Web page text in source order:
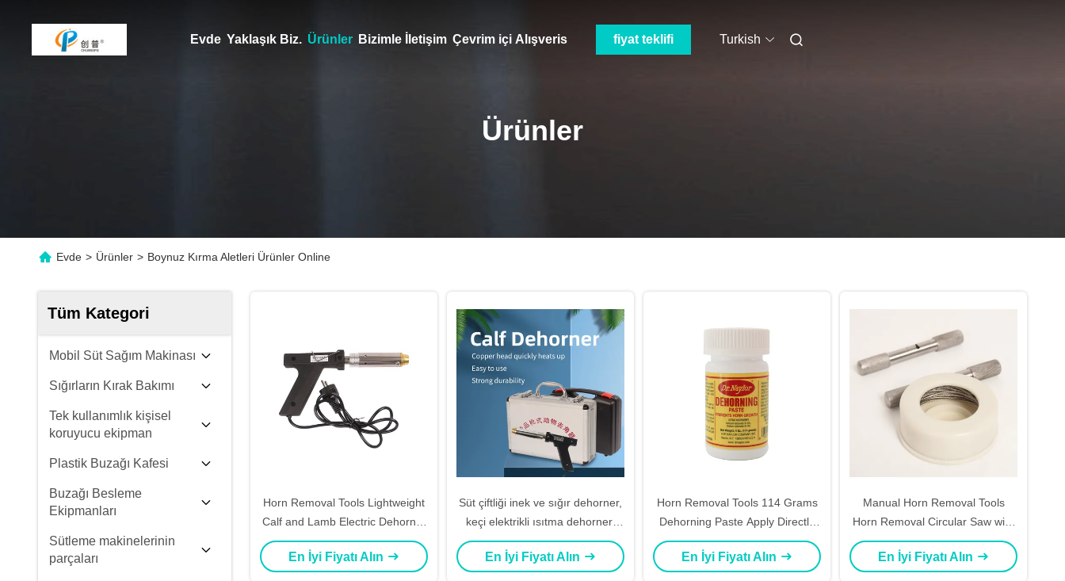
Evde Yaklaşık Biz. Ürünler Bizimle İletişim Çevrim içi Alışveris fiyat teklifi Turkish
Ürünler
Evde > Ürünler > Boynuz Kırma Aletleri Ürünler Online
Tüm Kategori
Mobil Süt Sağım Makinası
Sığırların Kırak Bakımı
Tek kullanımlık kişisel
koruyucu ekipman
Plastik Buzağı Kafesi
Buzağı Besleme
Ekipmanları
Sütleme makinelerinin
parçaları
Horn Removal Tools Lightweight
Calf and Lamb Electric Dehorner
Weighing 1.63KG for Easy
Removal
En İyi Fiyatı Alın
Süt çiftliği inek ve sığır dehorner,
keçi elektrikli ısıtma dehorner,
220 V gerilim, 250 güç
En İyi Fiyatı Alın
Horn Removal Tools 114 Grams
Dehorning Paste Apply Directly
Around The Animal's Horns
En İyi Fiyatı Alın
Manual Horn Removal Tools
Horn Removal Circular Saw with
Handle And Wire Saw Set
En İyi Fiyatı Alın